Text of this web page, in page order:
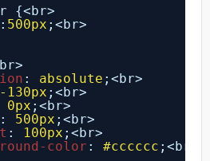
{<br>
: 500px ;<br>
: absolute ;<br>
-130px ;<br>
0px ;<br>
: 500px ;<br>
: 100px ;<br>
color : #cccccc ;<br>